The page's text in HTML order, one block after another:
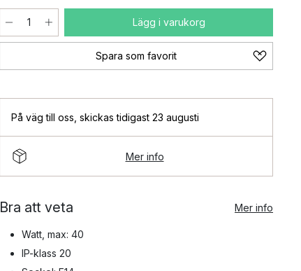
Lägg i varukorg
Spara som favorit
På väg till oss skickas tidigast 23 augusti
Mer info
Bra att veta Mer info
Watt, max: 40
IP-klass 20